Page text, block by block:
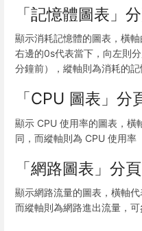
「記憶體圖表」
顯示消耗記憶體的圖表，橫
右邊的0s代表當下，向左則
分鐘前），縱軸則為消耗的
「CPU 圖表」分
顯示 CPU 使用率的圖表，橫
同，而縱軸則為 CPU 使用率
「網路圖表」分頁
顯示網路流量的圖表，橫軸
而縱軸則為網路進出流量，